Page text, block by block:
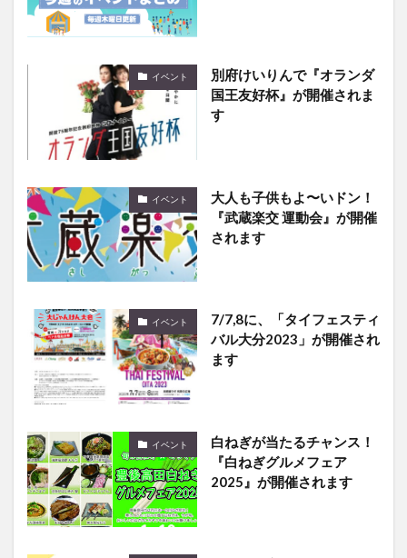
イベント
別府けいりんで『オランダ
国王友好杯』が開催されま
す
イベント
大人も子供もよ〜いドン！
『武蔵楽交 運動会』が開催
されます
イベント
7/7,8に、「タイフェスティ
バル大分2023」が開催され
ます
イベント
白ねぎが当たるチャンス！
『白ねぎグルメフェア
2025』が開催されます